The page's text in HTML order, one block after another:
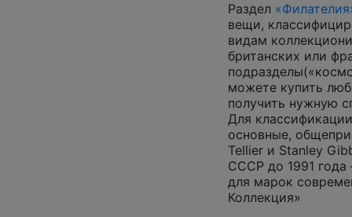
Раздел
вещи,
видам
британских или
можете купить
получить нужную
Для
основные,
Tellier и Stanley
СССР до 1991
для марок
Коллекция»